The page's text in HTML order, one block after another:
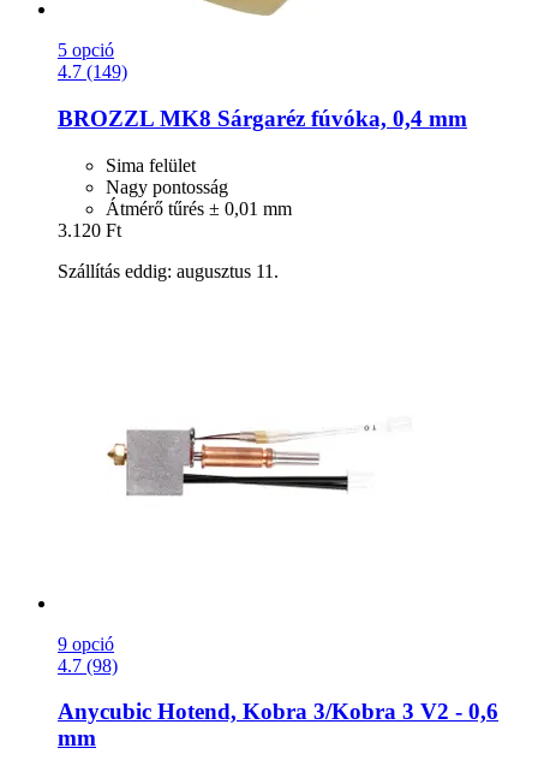
5 opció
4.7 (149)
BROZZL MK8 Sárgaréz fúvóka, 0,4 mm
Sima felület
Nagy pontosság
Átmérő tűrés ± 0,01 mm
3.120 Ft
Szállítás eddig: augusztus 11.
9 opció
4.7 (98)
Anycubic Hotend, Kobra 3/Kobra 3 V2 -​ 0,6
mm